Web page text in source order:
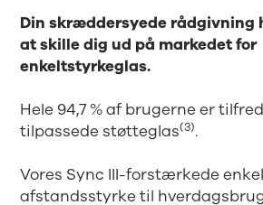
Din skræddersyede rådgivning
at skille dig ud på markedet for
enkeltstyrkeglas.
Hele 94,7 % af brugerne er
tilpassede støtteglas(3).
Vores Sync III-forstærkede
afstandsstyrke til